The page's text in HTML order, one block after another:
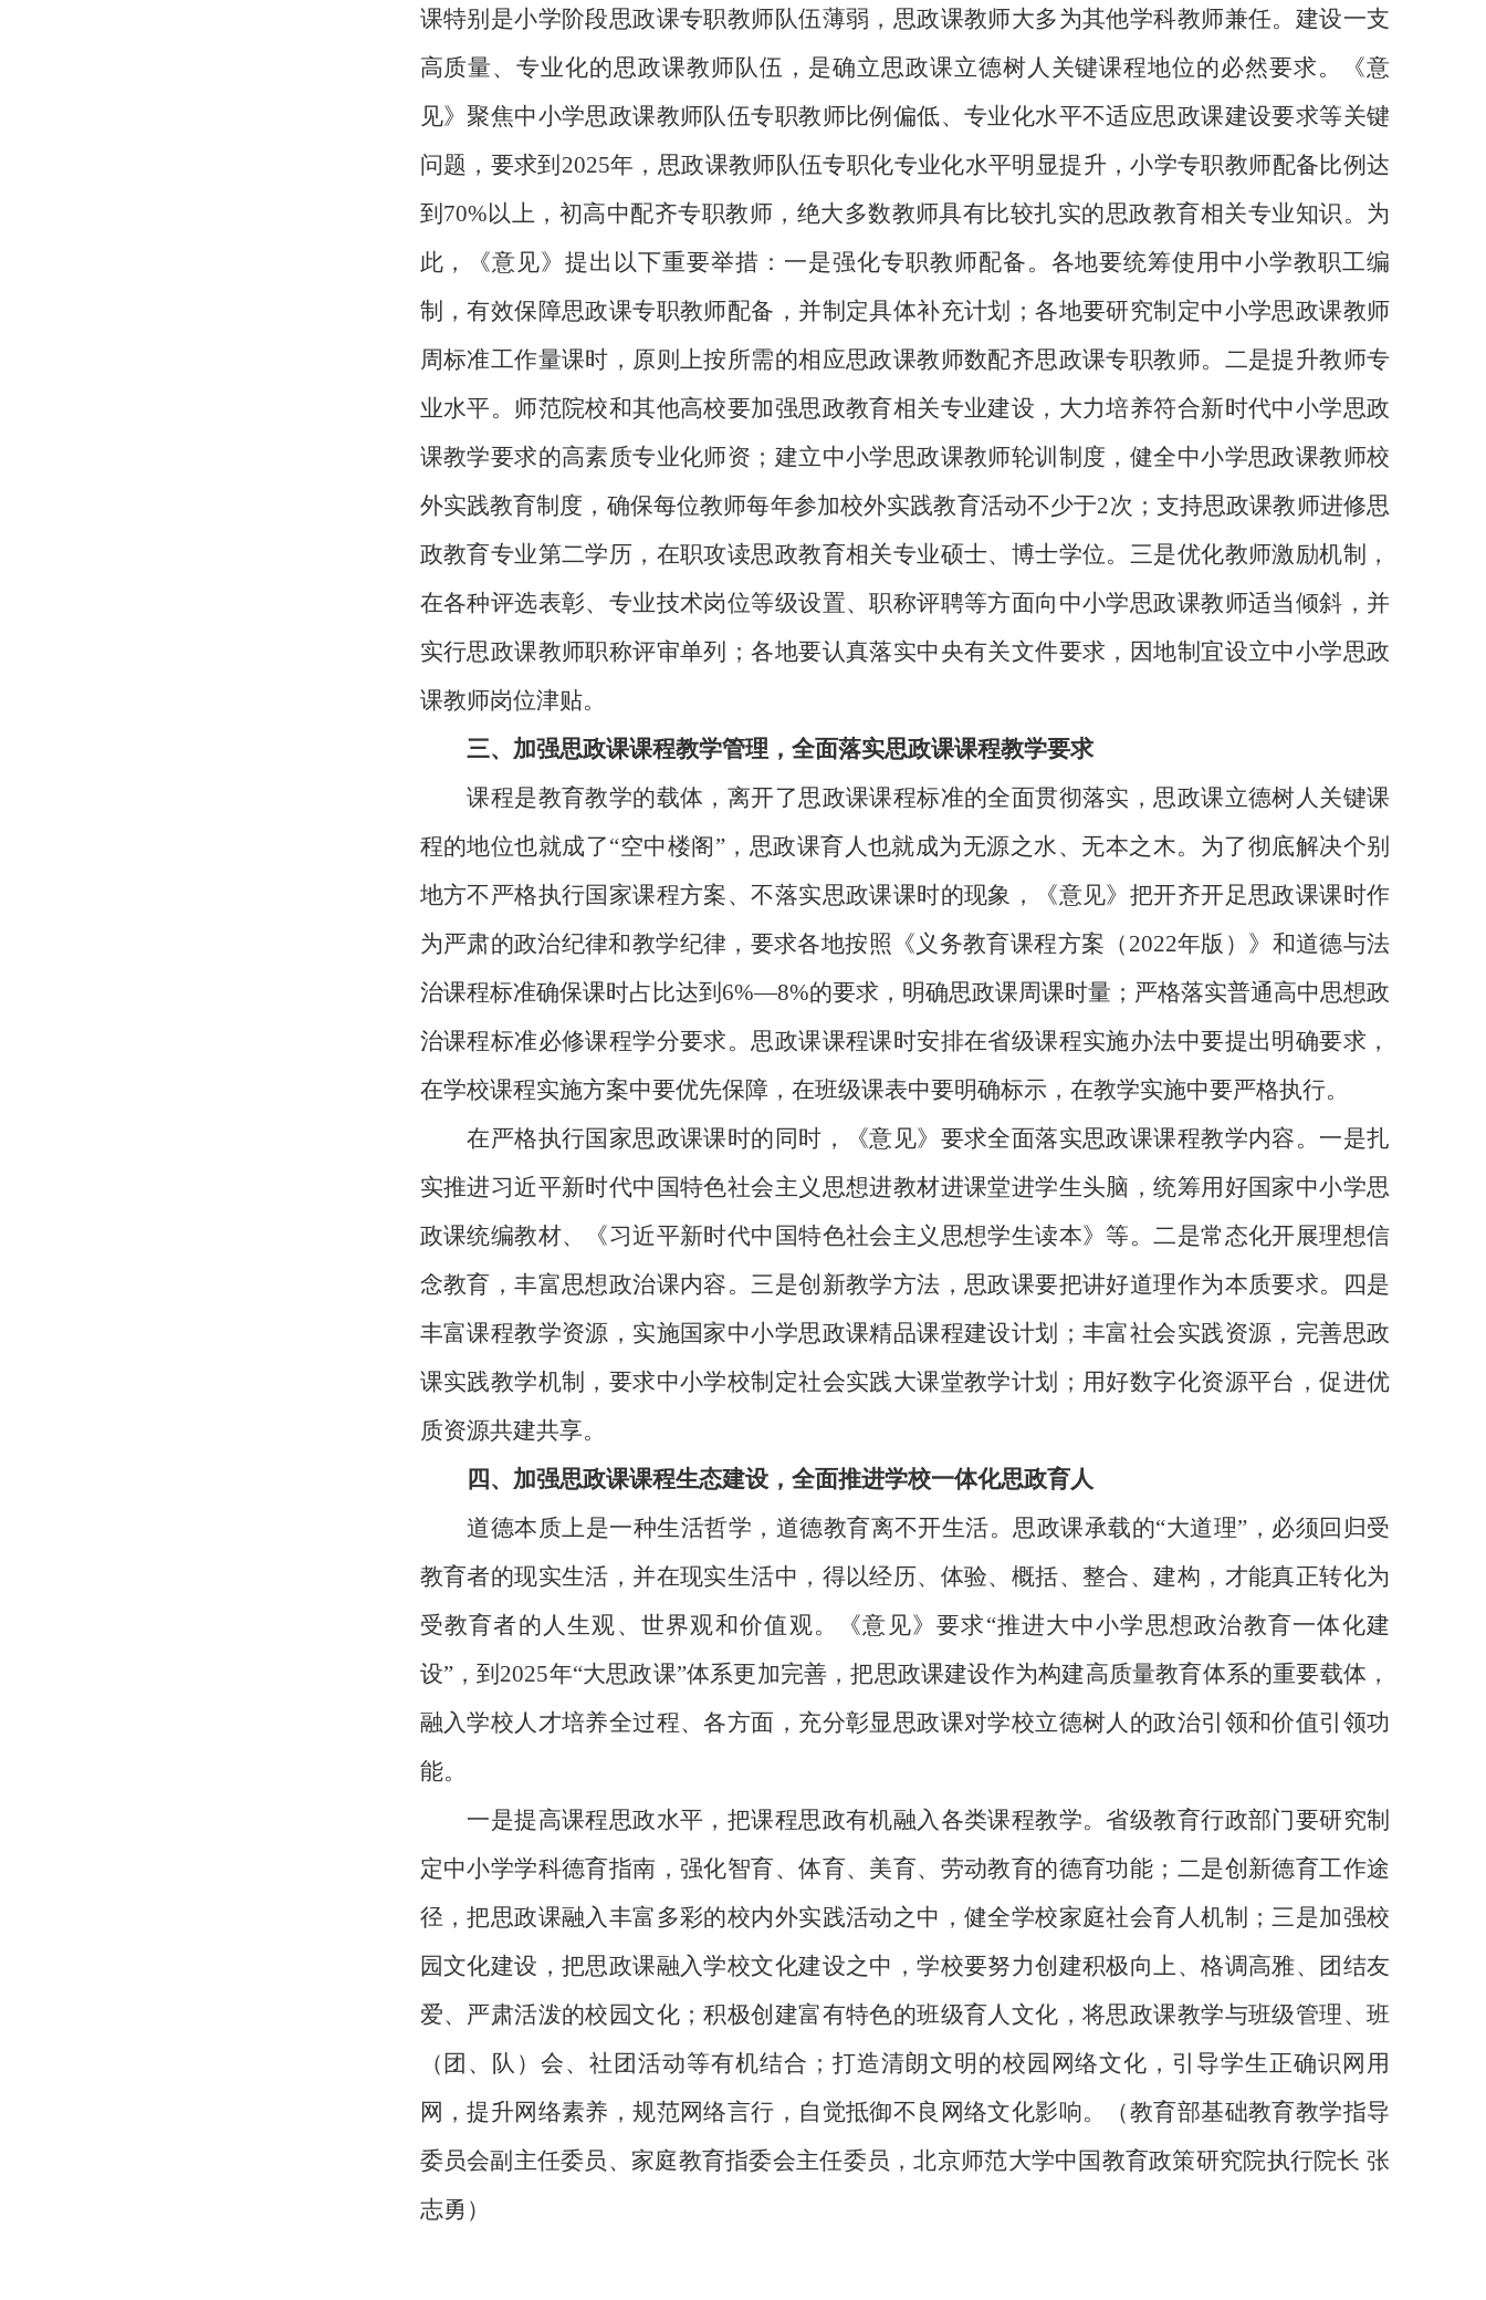
课特别是小学阶段思政课专职教师队伍薄弱，思政课教师大多为其他学科教师兼任。建设一支
高质量、专业化的思政课教师队伍，是确立思政课立德树人关键课程地位的必然要求。《意
见》聚焦中小学思政课教师队伍专职教师比例偏低、专业化水平不适应思政课建设要求等关键
问题，要求到 2025年，思政课教师队伍专职化专业化水平明显提升，小学专职教师配备比例达
到 70%以上，初高中配齐专职教师，绝大多数教师具有比较扎实的思政教育相关专业知识。为
此，《意见》提出以下重要举措：一是强化专职教师配备。各地要统筹使用中小学教职工编
制，有效保障思政课专职教师配备，并制定具体补充计划；各地要研究制定中小学思政课教师
周标准工作量课时，原则上按所需的相应思政课教师数配齐思政课专职教师。二是提升教师专
业水平。师范院校和其他高校要加强思政教育相关专业建设，大力培养符合新时代中小学思政
课教学要求的高素质专业化师资；建立中小学思政课教师轮训制度，健全中小学思政课教师校
外实践教育制度，确保每位教师每年参加校外实践教育活动不少于2次；支持思政课教师进修思
政教育专业第二学历，在职攻读思政教育相关专业硕士、博士学位。三是优化教师激励机制，
在各种评选表彰、专业技术岗位等级设置、职称评聘等方面向中小学思政课教师适当倾斜，并
实行思政课教师职称评审单列；各地要认真落实中央有关文件要求，因地制宜设立中小学思政
课教师岗位津贴。
三、加强思政课课程教学管理，全面落实思政课课程教学要求
课程是教育教学的载体，离开了思政课课程标准的全面贯彻落实，思政课立德树人关键课
程的地位也就成了“空中楼阁”，思政课育人也就成为无源之水、无本之木。为了彻底解决个别
地方不严格执行国家课程方案、不落实思政课课时的现象，《意见》把开齐开足思政课课时作
为严肃的政治纪律和教学纪律，要求各地按照《义务教育课程方案（ 2022年版）》和道德与法
治课程标准确保课时占比达到 6%—8%的要求，明确思政课周课时量；严格落实普通高中思想政
治课程标准必修课程学分要求。思政课课程课时安排在省级课程实施办法中要提出明确要求，
在学校课程实施方案中要优先保障，在班级课表中要明确标示，在教学实施中要严格执行。
在严格执行国家思政课课时的同时，《意见》要求全面落实思政课课程教学内容。一是扎
实推进习近平新时代中国特色社会主义思想进教材进课堂进学生头脑，统筹用好国家中小学思
政课统编教材、《习近平新时代中国特色社会主义思想学生读本》等。二是常态化开展理想信
念教育，丰富思想政治课内容。三是创新教学方法，思政课要把讲好道理作为本质要求。四是
丰富课程教学资源，实施国家中小学思政课精品课程建设计划；丰富社会实践资源，完善思政
课实践教学机制，要求中小学校制定社会实践大课堂教学计划；用好数字化资源平台，促进优
质资源共建共享。
四、加强思政课课程生态建设，全面推进学校一体化思政育人
道德本质上是一种生活哲学，道德教育离不开生活。思政课承载的“大道理”，必须回归受
教育者的现实生活，并在现实生活中，得以经历、体验、概括、整合、建构，才能真正转化为
受教育者的人生观、世界观和价值观。《意见》要求“推进大中小学思想政治教育一体化建
设”，到 2025年“大思政课”体系更加完善，把思政课建设作为构建高质量教育体系的重要载体，
融入学校人才培养全过程、各方面，充分彰显思政课对学校立德树人的政治引领和价值引领功
能。
一是提高课程思政水平，把课程思政有机融入各类课程教学。省级教育行政部门要研究制
定中小学学科德育指南，强化智育、体育、美育、劳动教育的德育功能；二是创新德育工作途
径，把思政课融入丰富多彩的校内外实践活动之中，健全学校家庭社会育人机制；三是加强校
园文化建设，把思政课融入学校文化建设之中，学校要努力创建积极向上、格调高雅、团结友
爱、严肃活泼的校园文化；积极创建富有特色的班级育人文化，将思政课教学与班级管理、班
（团、队）会、社团活动等有机结合；打造清朗文明的校园网络文化，引导学生正确识网用
网，提升网络素养，规范网络言行，自觉抵御不良网络文化影响。（教育部基础教育教学指导
委员会副主任委员、家庭教育指委会主任委员，北京师范大学中国教育政策研究院执行院长 张
志勇）